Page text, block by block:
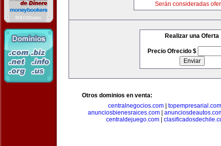
Serán consideradas
Realizar una Oferta
Precio Ofrecido $
Otros dominios en venta:
centralnegocios.com| topempresarial.com
anunciosbienesraices.com|
centraldejuego.com